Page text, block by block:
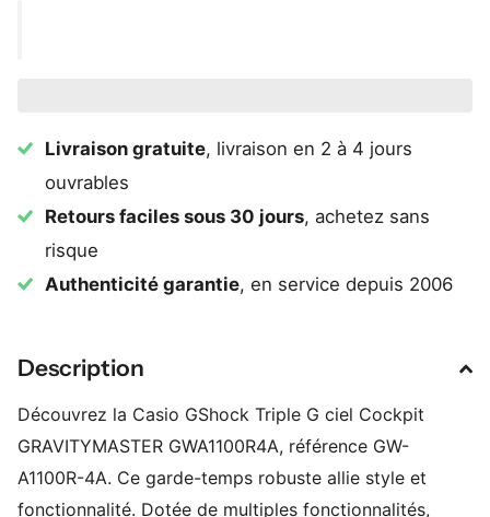
Livraison gratuite, livraison en 2 à 4 jours
ouvrables
Retours faciles sous 30 jours, achetez sans
risque
Authenticité garantie, en service depuis 2006
Description
Découvrez la Casio GShock Triple G ciel Cockpit
GRAVITYMASTER GWA1100R4A, référence GW-
A1100R-4A. Ce garde-temps robuste allie style et
fonctionnalité. Dotée de multiples fonctionnalités,